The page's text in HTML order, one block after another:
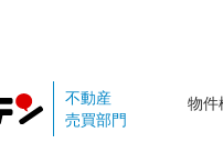
不動産
売買部門
物件